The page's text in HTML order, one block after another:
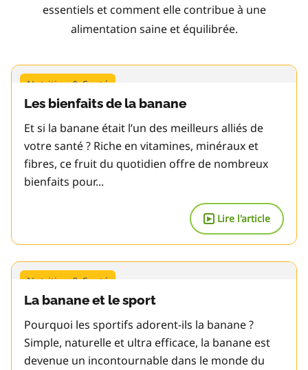
essentiels et comment elle contribue à une
alimentation saine et équilibrée.
Nutrition & Santé
Les bienfaits de la banane
Et si la banane était l’un des meilleurs alliés de
votre santé ? Riche en vitamines, minéraux et
fibres, ce fruit du quotidien offre de nombreux
bienfaits pour...
▶ Lire l'article
Nutrition & Santé
La banane et le sport
Pourquoi les sportifs adorent-ils la banane ?
Simple, naturelle et ultra efficace, la banane est
devenue un incontournable dans le monde du